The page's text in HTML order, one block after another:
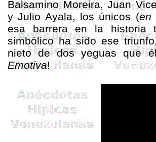
BalsaminoMoreira, Juan
y Julio Ayala, los únicos (en
esa barrera en la historia
simbólico ha sido ese
nieto de dos yeguas que
Emotiva!